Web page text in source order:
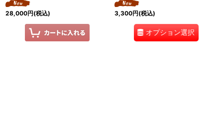
28,000円(税込) 3,300円(税込)
オプション選択